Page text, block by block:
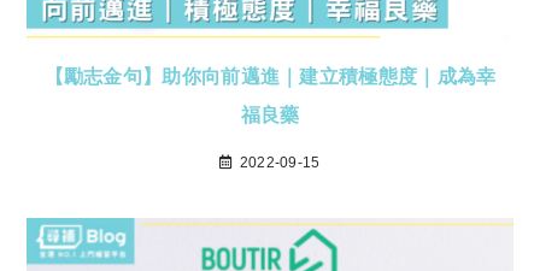
【勵志金句】助你向前邁進｜建立積極態度｜成為幸
福良藥
2022-09-15